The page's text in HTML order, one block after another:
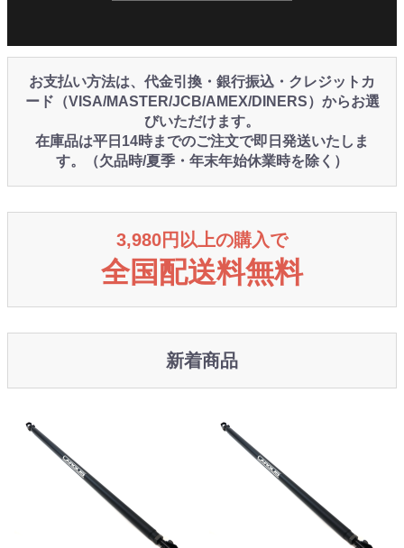
お支払い方法は、代金引換・銀行振込・クレジットカ
ード（VISA/MASTER/JCB/AMEX/DINERS）からお選
びいただけます。
在庫品は平日14時までのご注文で即日発送いたしま
す。（欠品時/夏季・年末年始休業時を除く）
3,980円以上の購入で
全国配送料無料
新着商品